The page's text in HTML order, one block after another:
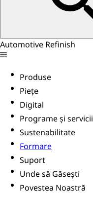
Automotive Refinish
Produse
Piețe
Digital
Programe și servicii
Sustenabilitate
Formare
Suport
Unde să Găsești
Povestea Noastră